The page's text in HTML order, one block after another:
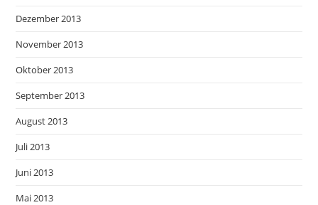
Dezember 2013
November 2013
Oktober 2013
September 2013
August 2013
Juli 2013
Juni 2013
Mai 2013